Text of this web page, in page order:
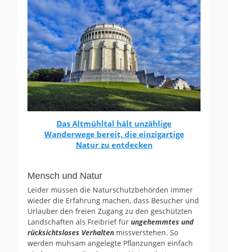
Das Altmühltal hält unzählige
Wanderwege bereit, die einzigartige
Natur zu entdecken
Mensch und Natur
Leider müssen die Naturschutzbehörden immer
wieder die Erfahrung machen, dass Besucher und
Urlauber den freien Zugang zu den geschützten
Landschaften als Freibrief für ungehemmtes und
rücksichtsloses Verhalten missverstehen. So
werden mühsam angelegte Pflanzungen einfach